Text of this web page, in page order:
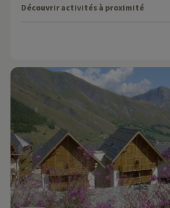
Découvrir activités à proximité